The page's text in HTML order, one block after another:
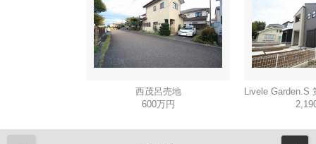
西茂呂売地
600万円